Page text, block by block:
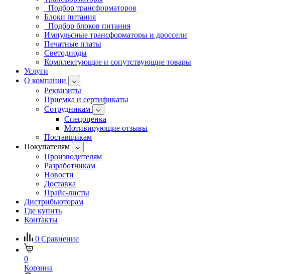
Подбор трансформаторов
Блоки питания
Подбор блоков питания
Импульсные трансформаторы и дроссели
Печатные платы
Светодиоды
Комплектующие и сопутствующие товары
Услуги
О компании
Реквизиты
Приемка и сертификаты
Сотрудникам
Спецоценка
Мотивирующие отзывы
Поставщикам
Покупателям
Производителям
Разработчикам
Новости
Доставка
Прайс-листы
Дистрибьюторам
Где купить
Контакты
0 Сравнение
0
Корзина